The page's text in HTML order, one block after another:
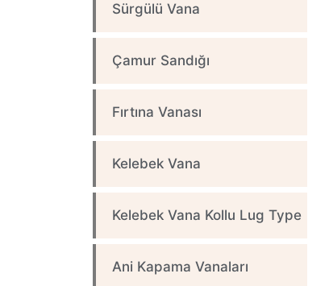
Sürgülü Vana
Çamur Sandığı
Fırtına Vanası
Kelebek Vana
Kelebek Vana Kollu Lug Type
Ani Kapama Vanaları